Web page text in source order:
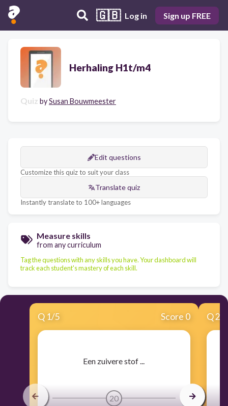
🇬🇧 Log in Sign up FREE
Herhaling H1t/m4
Quiz bySusan Bouwmeester
Edit questions
Customize this quiz to suit your class
Translate quiz
Instantly translate to 100+ languages
Measure skills
from any curriculum
Tag the questions with any skills you have. Your dashboard will
track each student's mastery of each skill.
Q 1/5 Score 0
​Een zuivere stof ...
20
Q2